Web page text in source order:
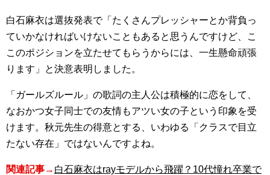
白石麻衣は選抜発表で「たくさんプレッシャーとか背負っ
ていかなければいけないこともあると思うんですけど、こ
このポジションを立たせてもらうからには、一生懸命頑張
ります」と決意表明しました。
「ガールズルール」の歌詞の主人公は積極的に恋をして、
なおかつ女子同士での友情もアツい女の子という印象を受
けます。秋元先生の得意とする、いわゆる「クラスで目立
たない存在」ではないんですよね。
関連記事→ 白石麻衣はrayモデルから飛躍？10代憧れ卒業で